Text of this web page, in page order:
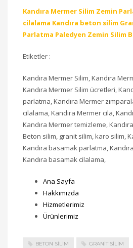
Kandıra Mermer Silim Zemin
cilalama Kandıra beton silim
Parlatma Paledyen Zemin Silim
Etiketler :
Kandıra Mermer Silim, Kandıra
Kandıra Mermer Silim ücretleri,
parlatma, Kandıra Mermer
cilalama, Kandıra Mermer cila,
Kandıra Mermer temizleme,
Beton silim, granit silim, karo silim,
Kandıra basamak parlatma,
Kandıra basamak cilalama,
Ana Sayfa
Hakkımızda
Hizmetlerimiz
Ürünlerimiz
BETON SILIM GRANIT SILIM